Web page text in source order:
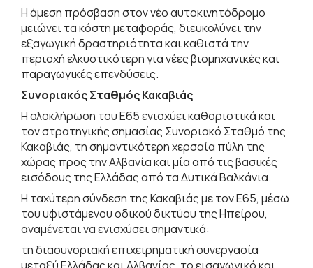
Η άμεση πρόσβαση στον νέο αυτοκινητόδρομο
μειώνει τα κόστη μεταφοράς, διευκολύνει την
εξαγωγική δραστηριότητα και καθιστά την
περιοχή ελκυστικότερη για νέες βιομηχανικές και
παραγωγικές επενδύσεις.
Συνοριακός Σταθμός Κακαβιάς
Η ολοκλήρωση του Ε65 ενισχύει καθοριστικά και
τον στρατηγικής σημασίας Συνοριακό Σταθμό της
Κακαβιάς, τη σημαντικότερη χερσαία πύλη της
χώρας προς την Αλβανία και μία από τις βασικές
εισόδους της Ελλάδας από τα Δυτικά Βαλκάνια.
Η ταχύτερη σύνδεση της Κακαβιάς με τον Ε65, μέσω
του υφιστάμενου οδικού δικτύου της Ηπείρου,
αναμένεται να ενισχύσει σημαντικά:
τη διασυνοριακή επιχειρηματική συνεργασία
μεταξύ Ελλάδας και Αλβανίας, το εισαγωγικό και